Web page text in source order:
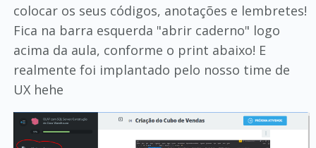
colocar os seus códigos, anotações e lembretes!
Fica na barra esquerda "abrir caderno" logo
acima da aula, conforme o print abaixo! E
realmente foi implantado pelo nosso time de
UX hehe